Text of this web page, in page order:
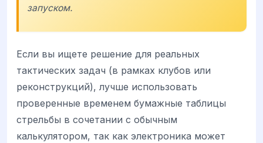
запуском.
Если вы ищете решение для реальных
тактических задач (в рамках клубов или
реконструкций), лучше использовать
проверенные временем бумажные таблицы
стрельбы в сочетании с обычным
калькулятором, так как электроника может